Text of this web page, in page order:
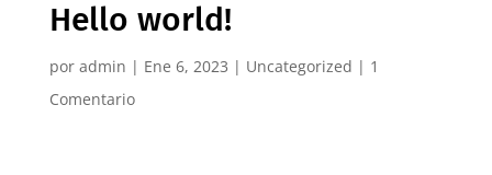
Hello world!
por admin | Ene 6, 2023 | Uncategorized | 1
Comentario